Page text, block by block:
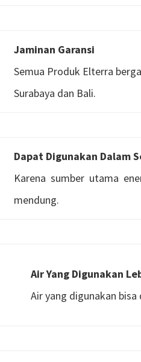
Jaminan Garansi
Semua Produk Elterra
Surabaya dan Bali.
Dapat Digunakan Dalam
Karena sumber utama
mendung.
Air Yang Digunakan
Air yang digunakan